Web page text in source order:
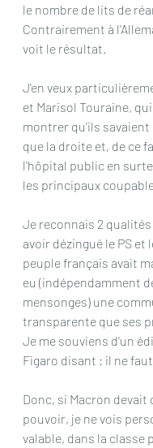
le nombre de lits de
Contrairement à
voit le résultat.
J'en veux
et Marisol Touraine,
montrer qu'ils savaient
que la droite et, de ce
l'hôpital public en
les principaux
Je reconnais 2 qualités
avoir dézingué le PS et
peuple français avait
eu (indépendamment
mensonges) une
transparente que ses
Je me souviens d'un
Figaro disant : il ne
Donc, si Macron
pouvoir, je ne vois
valable, dans la classe